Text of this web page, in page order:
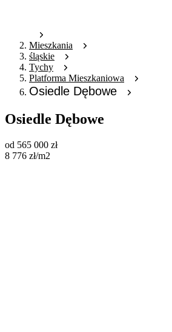
Mieszkania
śląskie
Tychy
Platforma Mieszkaniowa
Osiedle Dębowe
Osiedle Dębowe
od 565 000 zł
8 776 zł/m2